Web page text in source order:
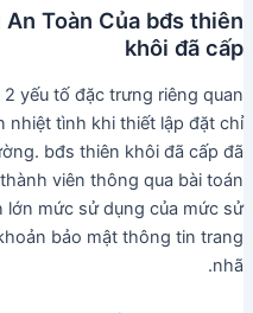
Toàn Của bđs thiên
khôi đã cấp
yếu tố đặc trưng riêng quan
nhiệt tình khi thiết lập đặt chỉ
bđs thiên khôi đã cấp đã
viên thông qua bài toán
mức sử dụng của mức sử
bảo mật thông tin trang
nhã.